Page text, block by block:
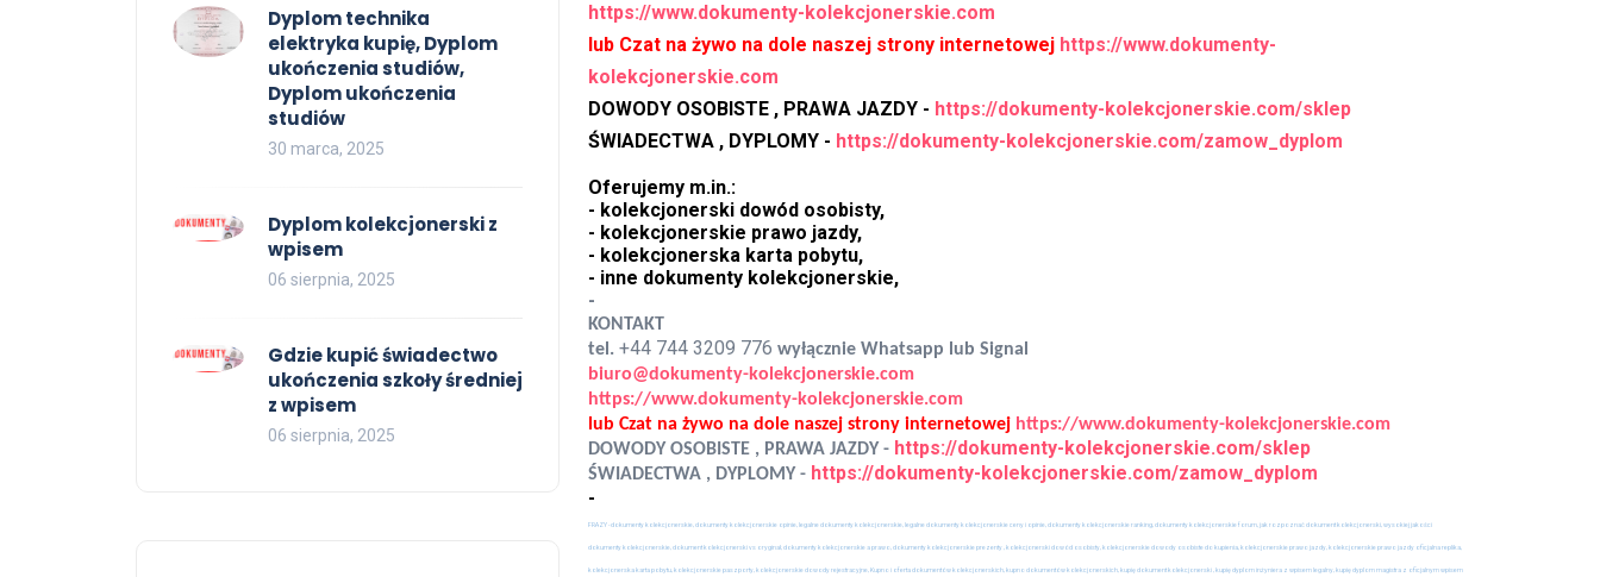
https://www.dokumenty-kolekcjonerskie.com
lub Czat na żywo na dole naszej strony internetowej https://www.dokumenty-
kolekcjonerskie.com
DOWODY OSOBISTE , PRAWA JAZDY - https://dokumenty-kolekcjonerskie.com/sklep
ŚWIADECTWA , DYPLOMY - https://dokumenty-kolekcjonerskie.com/zamow_dyplom
Oferujemy m.in.:
- kolekcjonerski dowód osobisty,
- kolekcjonerskie prawo jazdy,
- kolekcjonerska karta pobytu,
- inne dokumenty kolekcjonerskie,
-
KONTAKT
tel. +44 744 3209 776 wyłącznie Whatsapp lub Signal
biuro@dokumenty-kolekcjonerskie.com
https://www.dokumenty-kolekcjonerskie.com
lub Czat na żywo na dole naszej strony internetowej https://www.dokumenty-kolekcjonerskie.com
DOWODY OSOBISTE , PRAWA JAZDY - https://dokumenty-kolekcjonerskie.com/sklep
ŚWIADECTWA , DYPLOMY - https://dokumenty-kolekcjonerskie.com/zamow_dyplom
-
FRAZY - dokumenty kolekcjonerskie, dokumenty kolekcjonerskie opinie, legalne dokumenty kolekcjonerskie, legalne dokumenty kolekcjonerskie ceny i opinie, dokumenty kolekcjonerskie ranking, dokumenty kolekcjonerskie forum, jak rozpoznać dokument kolekcjonerski, wysokiej jakości
dokumenty kolekcjonerskie, dokument kolekcjonerski vs oryginał, dokumenty kolekcjonerskie a prawo, dokumenty kolekcjonerskie prezenty , kolekcjonerski dowód osobisty, kolekcjonerskie dowody osobiste do kupienia, kolekcjonerskie prawo jazdy, kolekcjonerskie prawo jazdy oficjalna replika,
kolekcjonerska karta pobytu, kolekcjonerskie paszporty, kolekcjonerskie dowody rejestracyjne, Kupno i oferta dokumentów kolekcjonerskich, kupno dokumentów kolekcjonerskich, kupię dokument kolekcjonerski , kupię dyplom inżyniera z wpisem legalny, kupię dyplom magistra z oficjalnym wpisem
Dyplom technika
elektryka kupię, Dyplom
ukończenia studiów,
Dyplom ukończenia
studiów
30 marca, 2025
Dyplom kolekcjonerski z
wpisem
06 sierpnia, 2025
Gdzie kupić świadectwo
ukończenia szkoły średniej
z wpisem
06 sierpnia, 2025